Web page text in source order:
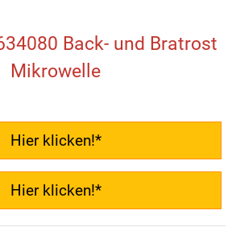
Back- und Bratrost
Mikrowelle
Hier klicken!*
Hier klicken!*